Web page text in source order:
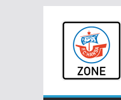
springen